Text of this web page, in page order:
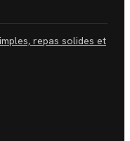
repas solides et